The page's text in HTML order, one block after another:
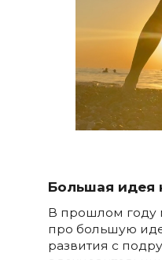
Большая идея
В прошлом году
про большую
развития с